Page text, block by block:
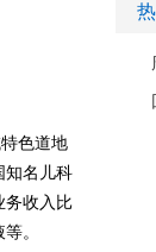
色道地
知名儿科
务收入比
。